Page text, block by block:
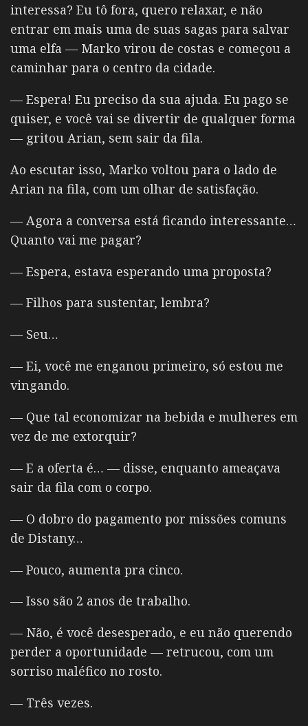
interessa? Eu tô fora, quero relaxar, e não
entrar em mais uma de suas sagas para salvar
uma elfa — Marko virou de costas e começou a
caminhar para o centro da cidade.
— Espera! Eu preciso da sua ajuda. Eu pago se
quiser, e você vai se divertir de qualquer forma
— gritou Arian, sem sair da fila.
Ao escutar isso, Marko voltou para o lado de
Arian na fila, com um olhar de satisfação.
— Agora a conversa está ficando interessante…
Quanto vai me pagar?
— Espera, estava esperando uma proposta?
— Filhos para sustentar, lembra?
— Seu…
— Ei, você me enganou primeiro, só estou me
vingando.
— Que tal economizar na bebida e mulheres em
vez de me extorquir?
— E a oferta é… — disse, enquanto ameaçava
sair da fila com o corpo.
— O dobro do pagamento por missões comuns
de Distany…
— Pouco, aumenta pra cinco.
— Isso são 2 anos de trabalho.
— Não, é você desesperado, e eu não querendo
perder a oportunidade — retrucou, com um
sorriso maléfico no rosto.
— Três vezes.